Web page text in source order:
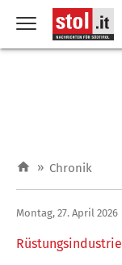
» Chronik
Rüstungsindustrie
Montag, 27. April 2026